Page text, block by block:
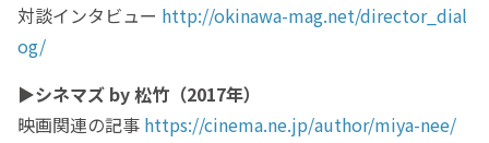
対談インタビュー http://okinawa-mag.net/director_dial
og/
▶シネマズ by 松竹（2017年）
映画関連の記事 https://cinema.ne.jp/author/miya-nee/